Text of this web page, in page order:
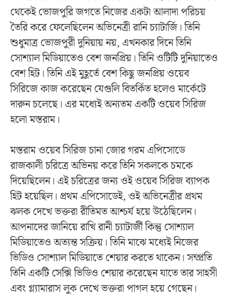
থেকেই ভোজপুরি জগতে নিজের একটা আলাদা পরিচয়
তৈরি করে ফেলেছিলেন অভিনেত্রী রানি চ্যাটার্জি। তিনি
শুধুমাত্র ভোজপুরী দুনিয়ায় নয়, এখনকার দিনে তিনি
সোশ্যাল মিডিয়াতেও বেশ জনপ্রিয়। তিনি ওটিটি দুনিয়াতেও
বেশ হিট। তিনি এই মুহূর্তে বেশ কিছু জনপ্রিয় ওয়েব
সিরিজে কাজ করেছেন যেগুলি বিতর্কিত হলেও মার্কেটে
দারুন চলেছে। এর মধ্যেই অন্যতম একটি ওয়েব সিরিজ
হলো মস্তরাম।
মস্তরাম ওয়েব সিরিজ চানা জোর গরম এপিসোডে
রাজকালী চরিত্রে অভিনয় করে তিনি সকলকে চমকে
দিয়েছিলেন। এই চরিত্রের জন্য ওই ওয়েব সিরিজ ব্যাপক
হিট হয়েছিল। প্রথম এপিসোডেই, ওই অভিনেত্রীর প্রথম
ঝলক দেখে ভক্তরা রীতিমত আশ্চর্য হয়ে উঠেছিলেন।
আপনাদের জানিয়ে রাখি রানী চ্যাটার্জী কিন্তু সোশ্যাল
মিডিয়াতেও অত্যন্ত সক্রিয়। তিনি মাঝে মধ্যেই নিজের
ভিডিও সোশ্যাল মিডিয়াতে শেয়ার করতে থাকেন। সম্প্রতি
তিনি একটি সেক্সি ভিডিও শেয়ার করেছেন যাতে তার সাহসী
এবং গ্ল্যামারাস লুক দেখে ভক্তরা পাগল হয়ে গেছেন।